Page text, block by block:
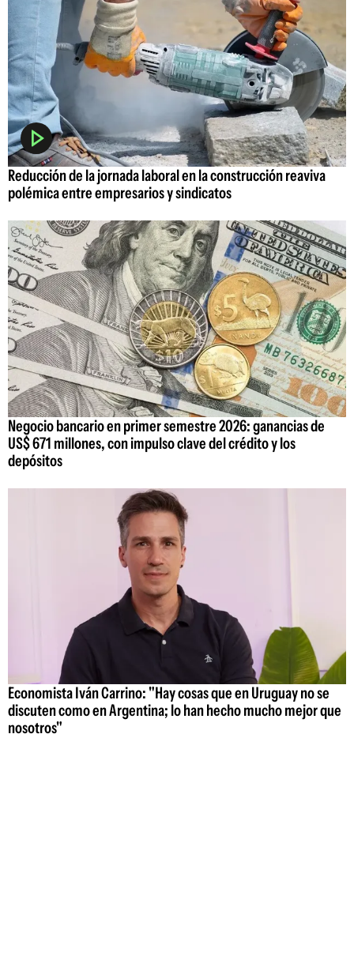
Reducción de la jornada laboral en la construcción reaviva
polémica entre empresarios y sindicatos
Negocio bancario en primer semestre 2026: ganancias de
US$ 671 millones, con impulso clave del crédito y los
depósitos
Economista Iván Carrino: "Hay cosas que en Uruguay no se
discuten como en Argentina; lo han hecho mucho mejor que
nosotros"